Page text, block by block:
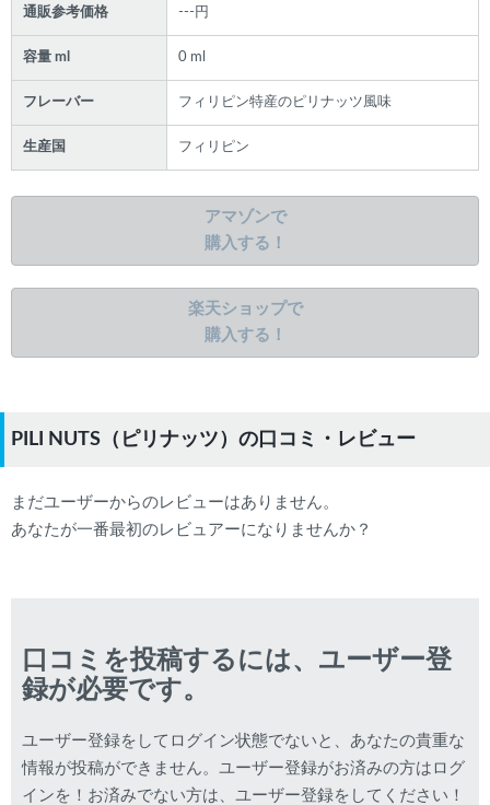
通販参考価格 ---円
容量 ml 0 ml
フレーバー フィリピン特産のピリナッツ風味
生産国 フィリピン
アマゾンで
購入する！
楽天ショップで
購入する！
PILI NUTS（ピリナッツ）の口コミ・レビュー
まだユーザーからのレビューはありません。
あなたが一番最初のレビュアーになりませんか？
口コミを投稿するには、ユーザー登
録が必要です。
ユーザー登録をしてログイン状態でないと、あなたの貴重な
情報が投稿ができません。ユーザー登録がお済みの方はログ
インを！お済みでない方は、ユーザー登録をしてください！